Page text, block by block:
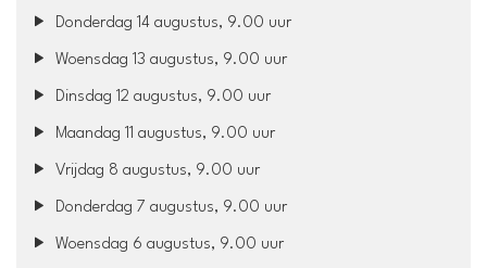
Donderdag 14 augustus, 9.00 uur
Woensdag 13 augustus, 9.00 uur
Dinsdag 12 augustus, 9.00 uur
Maandag 11 augustus, 9.00 uur
Vrijdag 8 augustus, 9.00 uur
Donderdag 7 augustus, 9.00 uur
Woensdag 6 augustus, 9.00 uur